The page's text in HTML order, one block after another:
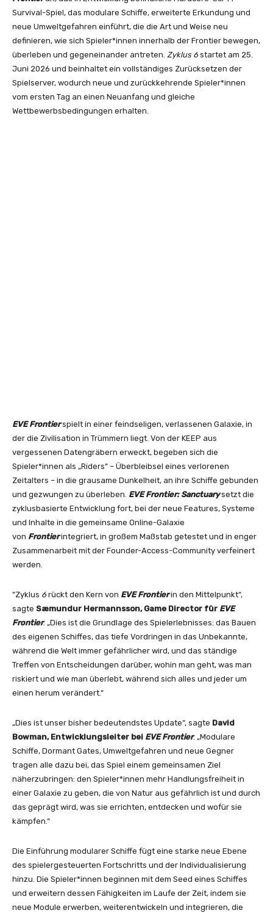
Survival-Spiel, das modulare Schiffe, erweiterte Erkundung und
neue Umweltgefahren einführt, die die Art und Weise neu
definieren, wie sich Spieler*innen innerhalb der Frontier bewegen,
überleben und gegeneinander antreten. Zyklus 6startet am 25.
Juni 2026 und beinhaltet ein vollständiges Zurücksetzen der
Spielserver, wodurch neue und zurückkehrende Spieler*innen
vom ersten Tag an einen Neuanfang und gleiche
Wettbewerbsbedingungen erhalten.
EVE Frontierspielt in einer feindseligen, verlassenen Galaxie, in
der die Zivilisation in Trümmern liegt. Von der KEEP aus
vergessenen Datengräbern erweckt, begeben sich die
Spieler*innen als „Riders“ – Überbleibsel eines verlorenen
Zeitalters – in die grausame Dunkelheit, an ihre Schiffe gebunden
und gezwungen zu überleben. EVE Frontier: Sanctuarysetzt die
zyklusbasierte Entwicklung fort, bei der neue Features, Systeme
und Inhalte in die gemeinsame Online-Galaxie
von Frontierintegriert, in großem Maßstab getestet und in enger
Zusammenarbeit mit der Founder-Access-Community verfeinert
werden.
“Zyklus 6rückt den Kern von EVE Frontierin den Mittelpunkt“,
sagte Sæmundur Hermannsson, Game Director für EVE
Frontier. „Dies ist die Grundlage des Spielerlebnisses: das Bauen
des eigenen Schiffes, das tiefe Vordringen in das Unbekannte,
während die Welt immer gefährlicher wird, und das ständige
Treffen von Entscheidungen darüber, wohin man geht, was man
riskiert und wie man überlebt, während sich alles und jeder um
einen herum verändert.“
„Dies ist unser bisher bedeutendstes Update“, sagte David
Bowman, Entwicklungsleiter bei EVE Frontier. „Modulare
Schiffe, Dormant Gates, Umweltgefahren und neue Gegner
tragen alle dazu bei, das Spiel einem gemeinsamen Ziel
näherzubringen: den Spieler*innen mehr Handlungsfreiheit in
einer Galaxie zu geben, die von Natur aus gefährlich ist und durch
das geprägt wird, was sie errichten, entdecken und wofür sie
kämpfen.“
Die Einführung modularer Schiffe fügt eine starke neue Ebene
des spielergesteuerten Fortschritts und der Individualisierung
hinzu. Die Spieler*innen beginnen mit dem Seed eines Schiffes
und erweitern dessen Fähigkeiten im Laufe der Zeit, indem sie
neue Module erwerben, weiterentwickeln und integrieren, die